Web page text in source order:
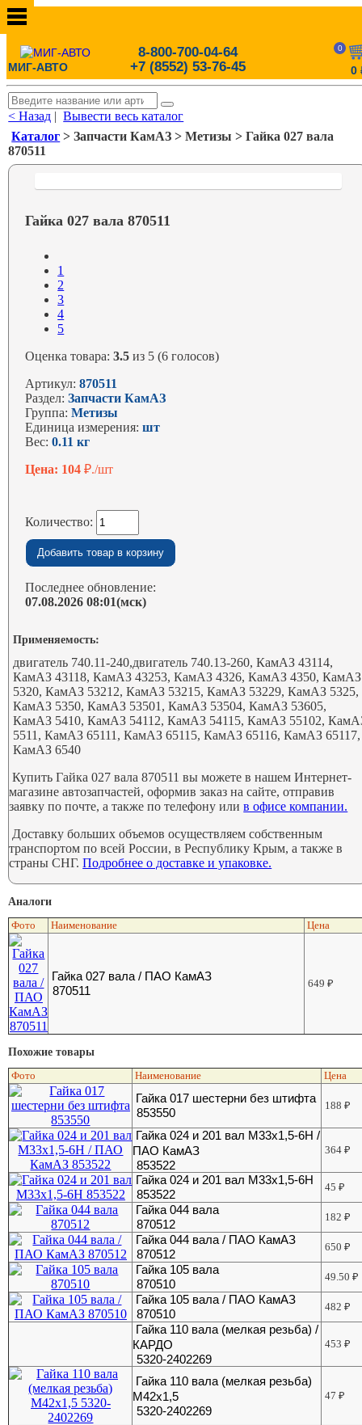
МИГ-АВТО
8-800-700-04-64
+7 (8552) 53-76-45
0
0
< Назад |Вывести весь каталог
Каталог > Запчасти КамАЗ > Метизы > Гайка 027 вала
870511
Гайка 027 вала 870511
1
2
3
4
5
Оценка товара:3.5 из 5 (6 голосов)
Артикул:870511
Раздел:Запчасти КамАЗ
Группа:Метизы
Единица измерения:шт
Вес:0.11 кг
Цена: 104₽./шт
Количество:
Последнее обновление:
07.08.2026 08:01(мск)
Применяемость:
двигатель 740.11-240,двигатель 740.13-260, КамАЗ 43114,
КамАЗ 43118, КамАЗ 43253, КамАЗ 4326, КамАЗ 4350, КамАЗ
5320, КамАЗ 53212, КамАЗ 53215, КамАЗ 53229, КамАЗ 5325,
КамАЗ 5350, КамАЗ 53501, КамАЗ 53504, КамАЗ 53605,
КамАЗ 5410, КамАЗ 54112, КамАЗ 54115, КамАЗ 55102,
5511, КамАЗ 65111, КамАЗ 65115, КамАЗ 65116, КамАЗ 65117,
КамАЗ 6540
Купить Гайка 027 вала 870511 вы можете в нашем Интернет-
магазине автозапчастей, оформив заказ на сайте, отправив
заявку по почте, а также по телефону илив офисе компании.
Доставку больших объемов осуществляем собственным
транспортом по всей России, в Республику Крым, а также в
страны СНГ.Подробнее о доставке и упаковке.
Аналоги
Фото Наименование Цена
Гайка 027 вала / ПАО КамАЗ
870511
649₽
Похожие товары
Фото Наименование Цена
Гайка 017 шестерни без штифта
853550
188₽
Гайка 024 и 201 вал М33х1,5-6Н /
ПАО КамАЗ
853522
364₽
Гайка 024 и 201 вал М33х1,5-6Н
853522
45₽
Гайка 044 вала
870512
182₽
Гайка 044 вала / ПАО КамАЗ
870512
650₽
Гайка 105 вала
870510
49.50₽
Гайка 105 вала / ПАО КамАЗ
870510
482₽
Гайка 110 вала (мелкая резьба) /
КАРДО
5320-2402269
453₽
Гайка 110 вала (мелкая резьба)
М42х1,5
5320-2402269
47₽